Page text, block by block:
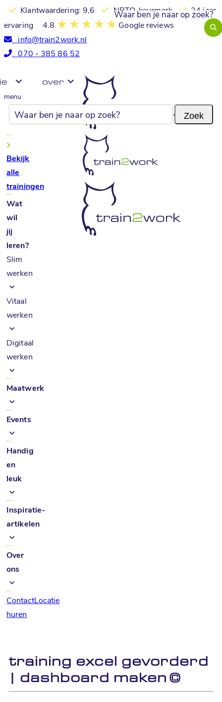
Klantwaardering: 9,6 NRTO-keurmerk
24 jaar
ervaring
4.8
Google reviews
info@train2work.nl
070 - 385 86 52
over
menu
Bekijk
alle
trainingen
Wat
wil
jij
leren?
Slim
werken
Vitaal
werken
Digitaal
werken
Maatwerk
Events
Handig
en
leuk
Inspiratie-
artikelen
Over
ons
ContactLocatie
huren
training excel gevorderd
| dashboard maken©